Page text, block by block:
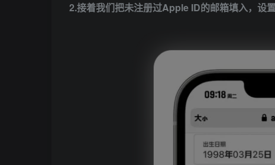
2.接着我们把未注册过Apple ID的邮箱填入，设